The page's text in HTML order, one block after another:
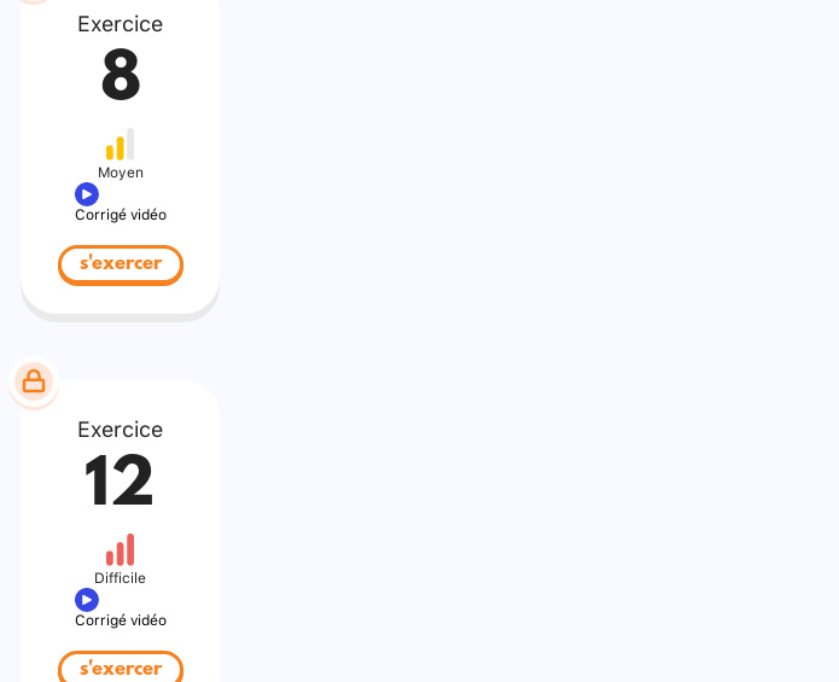
Exercice
8
Moyen
Corrigé vidéo
s'exercer
Exercice
12
Difficile
Corrigé vidéo
s'exercer